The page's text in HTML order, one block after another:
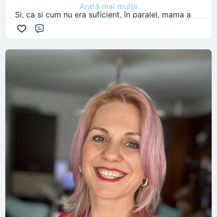
Și, ca și cum nu era suficient, în paralel, mama a
avut o problemă de sănătate. Nimic neapărat ieșit
din comun, dacă te uiți obiectiv. Dar suficient cât
să mă țină o noapte întreagă trează, atentă, cu
Și nu în sensul dramatic, ci în sensul acela în care
simți că ești tras în mai multe direcții deodată și
că, orice ai face, nu ai cum să fii 100% nicăieri.
Ce m-a surprins însă nu a fost haosul în sine, ci
felul în care l-am traversat.
Pentru că nu a existat un moment în care să
„rezolv” totul sau să recapăt controlul. Nu a
existat o strategie perfectă. A existat doar o
succesiune de momente în care am făcut ce era
Arată mai multe